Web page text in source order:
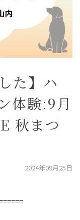
た】ハ
体験:9月
秋まつ
2024年09月25日